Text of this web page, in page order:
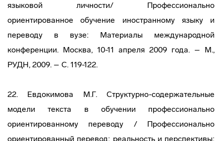
языковой личности/ Профессионально
ориентированное обучение иностранному языку и
переводу в вузе: Материалы международной
конференции. Москва, 10-11 апреля 2009 года. – М.,
РУДН, 2009. – С. 119-122.
22. Евдокимова М.Г. Структурно-содержательные
модели текста в обучении профессионально
ориентированному переводу / Профессионально
ориентированный перевод: реальность и перспективы: